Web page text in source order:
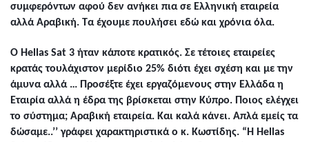
συμφερόντων αφού δεν ανήκει πια σε Ελληνική εταιρεία
αλλά Αραβική. Τα έχουμε πουλήσει εδώ και χρόνια όλα.
Ο Hellas Sat 3 ήταν κάποτε κρατικός. Σε τέτοιες εταιρείες
κρατάς τουλάχιστον μερίδιο 25% διότι έχει σχέση και με την
άμυνα αλλά … Προσέξτε έχει εργαζόμενους στην Ελλάδα η
Εταιρία αλλά η έδρα της βρίσκεται στην Κύπρο. Ποιος ελέγχει
το σύστημα; Αραβική εταιρεία. Και καλά κάνει. Απλά εμείς τα
δώσαμε..’’ γράφει χαρακτηριστικά ο κ. Κωστίδης. “Η Hellas